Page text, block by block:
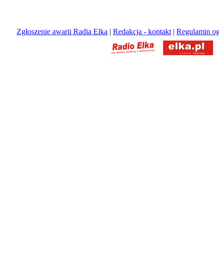
Zgłoszenie awarii Radia Elka | Redakcja - kontakt | Regulamin